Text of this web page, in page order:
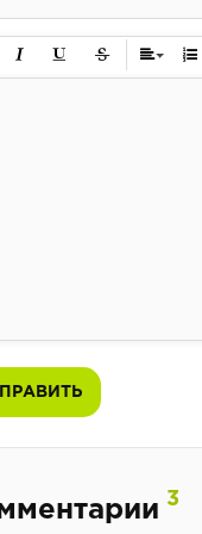
КурсивПодчеркнутый
Зачеркнутый
3